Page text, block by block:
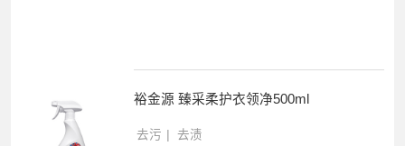
裕金源 臻采柔护衣领净500ml
去污 去渍